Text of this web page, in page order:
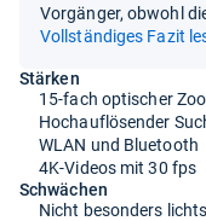
Vorgänger, obwohl
Vollständiges Fazit
Stärken
15-fach optischer
Hochauflösender
WLAN und Bluetooth
4K-Videos mit 30 fps
Schwächen
Nicht besonders